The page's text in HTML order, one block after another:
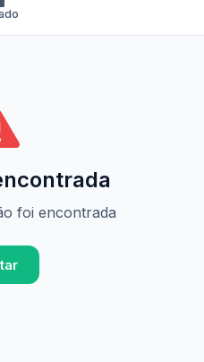
foi encontrada